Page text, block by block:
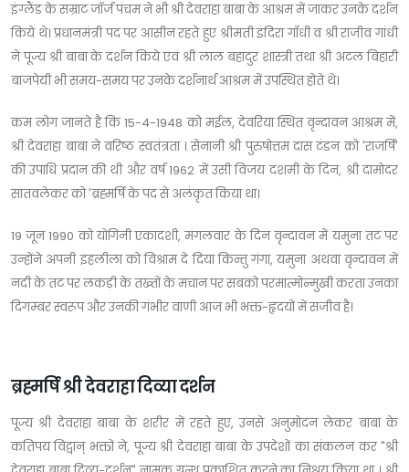
इंग्लैंड के सम्राट जॉर्ज पंचम ने भी श्री देवराहा बाबा के आश्रम में जाकर उनके दर्शन
किये थे। प्रधानमंत्री पद पर आसीन रहते हुए श्रीमती इंदिरा गाँधी व श्री राजीव गांधी
ने पूज्य श्री बाबा के दर्शन किये एवं श्री लाल बहादुर शास्त्री तथा श्री अटल बिहारी
बाजपेयी भी समय-समय पर उनके दर्शनार्थ आश्रम में उपस्थित होते थे।
कम लोग जानते है कि 15-4-1948 को मईल, देवरिया स्थित वृन्दावन आश्रम में,
श्री देवराहा बाबा ने वरिष्ठ स्वतंत्रता । सेनानी श्री पुरुषोत्तम दास टंडन को 'राजर्षि'
की उपाधि प्रदान की थी और वर्ष 1962 में उसी विजय दशमी के दिन, श्री दामोदर
सातवलेकर को 'ब्रह्मर्षि के पद से अलंकृत किया था।
19 जून 1990 को योगिनी एकादशी, मंगलवार के दिन वृन्दावन में यमुना तट पर
उन्होंने अपनी इहलीला को विश्राम दे दिया किन्तु गंगा, यमुना अथवा वृन्दावन में
नदी के तट पर लकड़ी के तख्तों के मचान पर सबको परमात्मोन्मुखी करता उनका
दिगम्बर स्वरूप और उनकी गंभीर वाणी आज भी भक्त-हृदयों में सजीव है।
ब्रह्मर्षि श्री देवराहा दिव्या दर्शन
पूज्य श्री देवराहा बाबा के शरीर में रहते हुए, उनसे अनुमोदन लेकर बाबा के
कतिपय विद्वान् भक्तों ने, पूज्य श्री देवराहा बाबा के उपदेशों का संकलन कर "श्री